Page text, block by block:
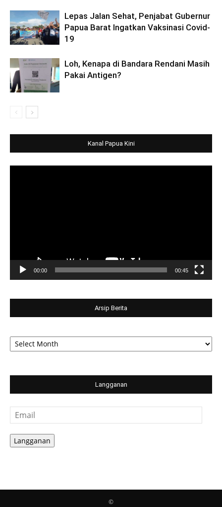
Lepas Jalan Sehat, Penjabat Gubernur
Papua Barat Ingatkan Vaksinasi Covid-
19
Loh, Kenapa di Bandara Rendani Masih
Pakai Antigen?
Kanal Papua Kini
00:00 00:45
Arsip Berita
Arsip
Berita
Langganan
Email
Langganan
©